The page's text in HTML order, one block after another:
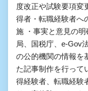
度改正や試験要項変
得者・転職経験者へ
施 ・事実と意見の
局、国税庁、e-Gov
の公的機関の情報を
た記事制作を行って
得経験者、転職経験